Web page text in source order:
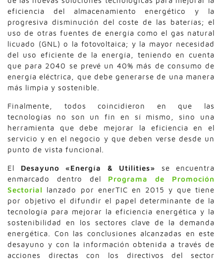
eficiencia del almacenamiento energético y la
progresiva disminución del coste de las baterías; el
uso de otras fuentes de energía como el gas natural
licuado (GNL) o la fotovoltaica; y la mayor necesidad
del uso eficiente de la energía, teniendo en cuenta
que para 2040 se prevé un 40% más de consumo de
energía eléctrica, que debe generarse de una manera
más limpia y sostenible.
Finalmente, todos coincidieron en que las
tecnologías no son un fin en sí mismo, sino una
herramienta que debe mejorar la eficiencia en el
servicio y en el negocio y que deben verse desde un
punto de vista funcional.
El Desayuno «Energía & Utilities» se encuentra
enmarcado dentro del Programa de Promoción
Sectorial
lanzado por enerTIC en 2015 y que tiene
por objetivo el difundir el papel determinante de la
tecnología para mejorar la eficiencia energética y la
sostenibilidad en los sectores clave de la demanda
energética. Con las conclusiones alcanzadas en este
desayuno y con la información obtenida a través de
acciones directas con los directivos del sector